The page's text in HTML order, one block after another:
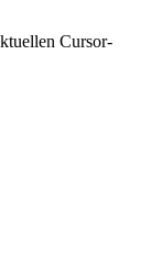
Cursor-